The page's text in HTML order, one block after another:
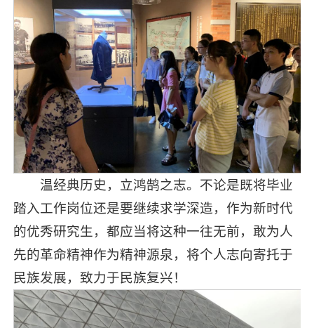
温经典历史，立鸿鹄之志。不论是既将毕业
踏入工作岗位还是要继续求学深造，作为新时代
的优秀研究生，都应当将这种一往无前，敢为人
先的革命精神作为精神源泉，将个人志向寄托于
民族发展，致力于民族复兴！